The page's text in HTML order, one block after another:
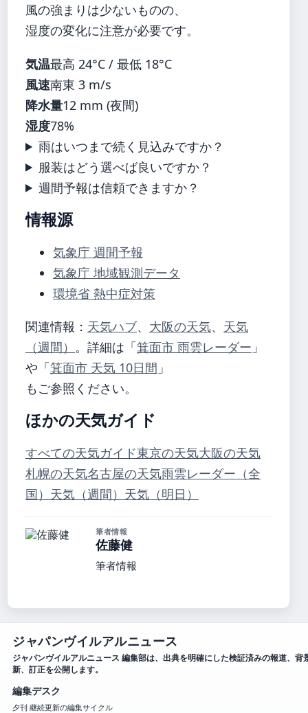
風の強まりは少ないものの、
湿度の変化に注意が必要です。
気温最高 24°C / 最低 18°C
風速南東 3 m/s
降水量12 mm (夜間)
湿度78%
雨はいつまで続く見込みですか？
服装はどう選べば良いですか？
週間予報は信頼できますか？
情報源
気象庁 週間予報
気象庁 地域観測データ
環境省 熱中症対策
関連情報： 天気ハブ、 大阪の天気、 天気
（週間） 。詳細は「箕面市 雨雲レーダー 」
や「箕面市 天気 10日間 」
もご参照ください。
ほかの天気ガイド
すべての天気ガイド東京の天気大阪の天気
札幌の天気名古屋の天気雨雲レーダー（全
国） 天気（週間） 天気（明日）
筆者情報
佐藤健
筆者情報
ジャパンヴイルアルニュース
ジャパンヴイルアルニュース 編集部は、出典を明確にした検証済みの報道、背
新、訂正を公開します。
編集デスク
夕刊 継続更新の編集サイクル